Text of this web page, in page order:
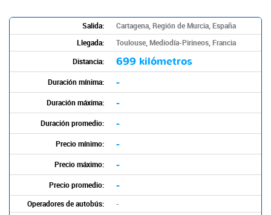
Salida:
Cartagena, Región de Murcia, España
Llegada:
Toulouse, Mediodía-Pirineos, Francia
Distancia:
699 kilómetros
Duración mínima: -
Duración máxima: -
Duración promedio: -
Precio mínimo: -
Precio máximo: -
Precio promedio: -
Operadores de autobús: -